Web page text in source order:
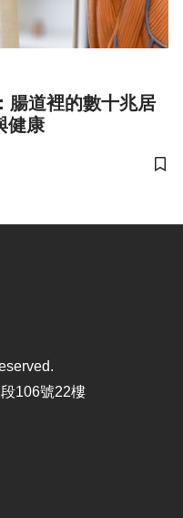
腸道裡的數十兆居
健康
儲
106號22樓